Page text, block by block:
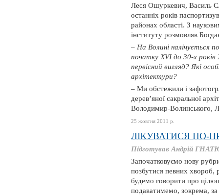
Леся Ошуркевич, Василь
останніх років
районах області. З
інституту розмовляв
– На Волині налічується
початку ХVI до 30-х років
первісний вигляд? Які
архітектури?
– Ми обстежили і
дерев’яної сакральної
Володимир-Волинського,
25 жовтня 2011 р.
ЛІКУВАТИСЯ ПО-
Підготував Андрій
Започатковуємо нову
позбутися певних хвороб,
будемо говорити про
подаватимемо, зокрема,